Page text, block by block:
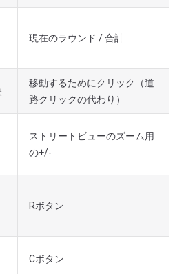
現在のラウンド / 合計
移動するためにクリック（道
路クリックの代わり）
ストリートビューのズーム用
の+/-
Rボタン
Cボタン